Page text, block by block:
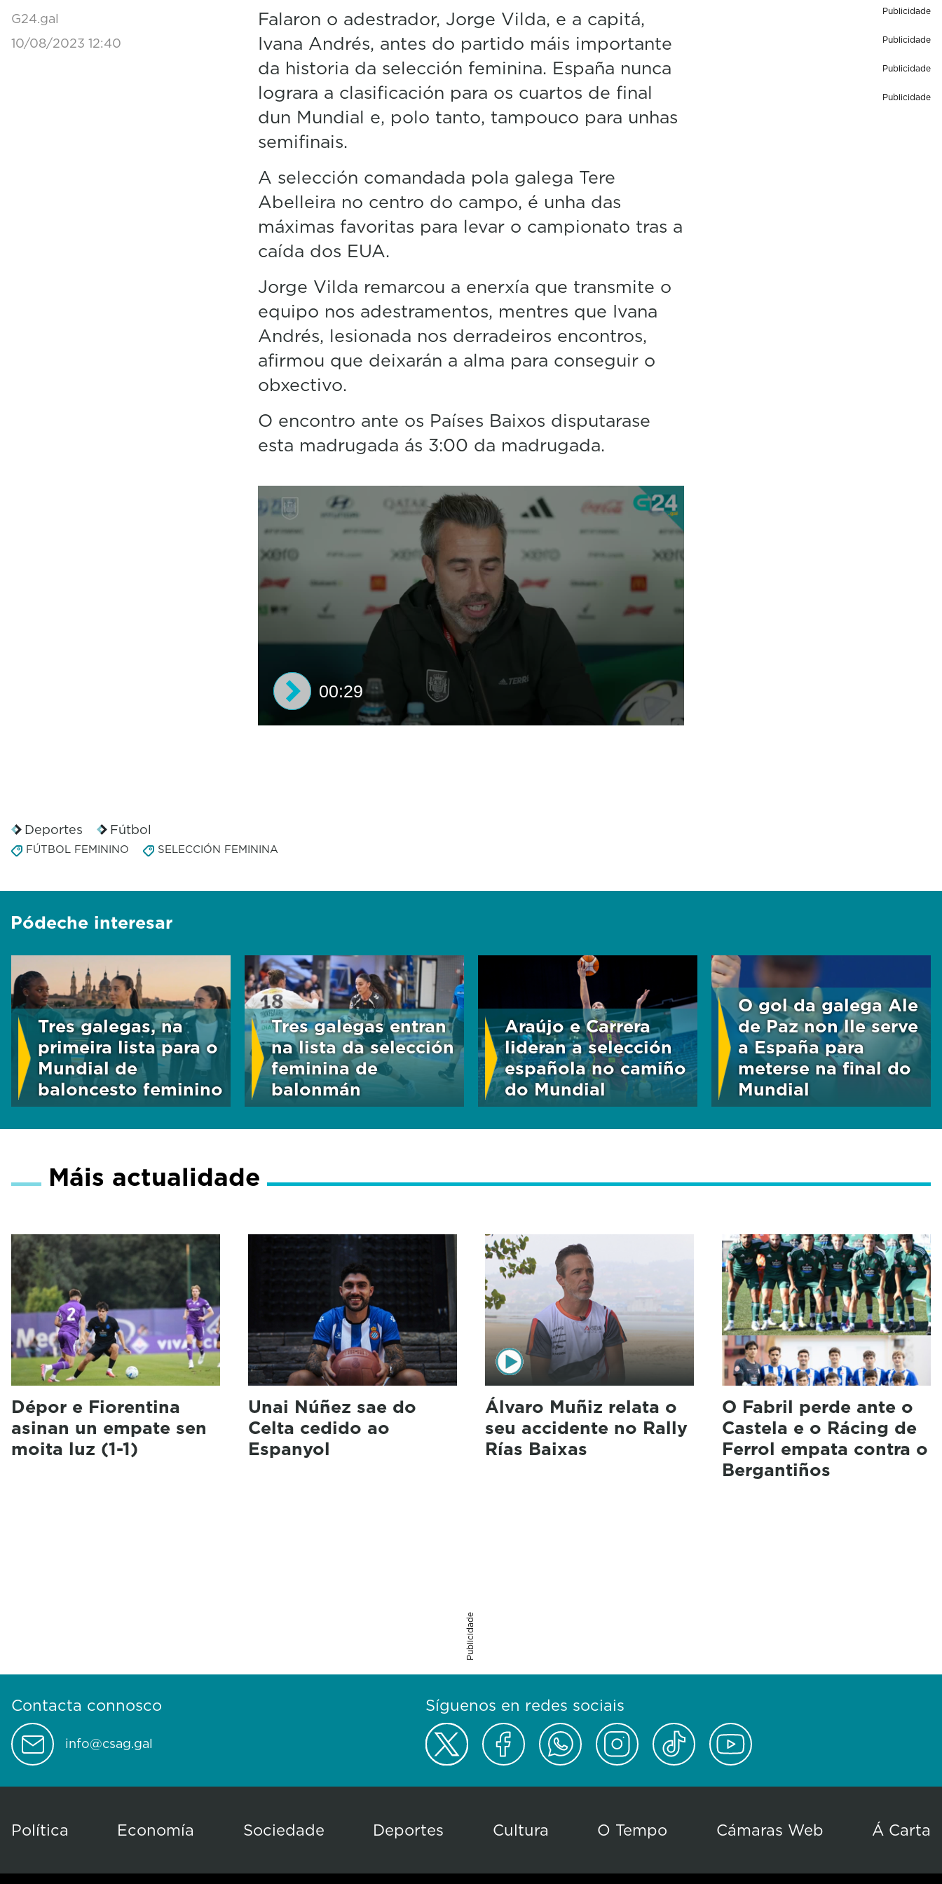
s
o
f
2
9
s
V
o
u
%
G24.gal
10/08/2023 12:40
Falaron o adestrador, Jorge Vilda, e a capitá,
Ivana Andrés, antes do partido máis importante
da historia da selección feminina. España nunca
lograra a clasificación para os cuartos de final
dun Mundial e, polo tanto, tampouco para unhas
semifinais.
A selección comandada pola galega Tere
Abelleira no centro do campo, é unha das
máximas favoritas para levar o campionato tras a
caída dos EUA.
Jorge Vilda remarcou a enerxía que transmite o
equipo nos adestramentos, mentres que Ivana
Andrés, lesionada nos derradeiros encontros,
afirmou que deixarán a alma para conseguir o
obxectivo.
O encontro ante os Países Baixos disputarase
esta madrugada ás 3:00 da madrugada.
f
s
d
s
V
o
l
u
m
e
9
0
00:29
Publicidade
Publicidade
Publicidade
Publicidade
Deportes Fútbol
FÚTBOL FEMININO SELECCIÓN FEMININA
Pódeche interesar
Tres galegas, na
primeira lista para o
Mundial de
baloncesto feminino
Tres galegas entran
na lista da selección
feminina de
balonmán
Araújo e Carrera
lideran a selección
española no camiño
do Mundial
O gol da galega Ale
de Paz non lle serve
a España para
meterse na final do
Mundial
Máis actualidade
Dépor e Fiorentina
asinan un empate sen
moita luz (1-1)
Unai Núñez sae do
Celta cedido ao
Espanyol
Álvaro Muñiz relata o
seu accidente no Rally
Rías Baixas
O Fabril perde ante o
Castela e o Rácing de
Ferrol empata contra o
Bergantiños
Publicidade
Contacta connosco
info@csag.gal
Síguenos en redes sociais
Política Economía Sociedade Deportes Cultura O Tempo Cámaras Web Á Carta